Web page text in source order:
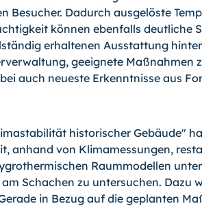
Besucher. Dadurch ausgelöste
können ebenfalls deutliche
erhaltenen Ausstattung
geeignete Maßnahmen
auch neueste Erkenntnisse aus
historischer Gebäude"
anhand von Klimamessungen,
Raummodellen
Schachen zu untersuchen. Dazu
in Bezug auf die geplanten